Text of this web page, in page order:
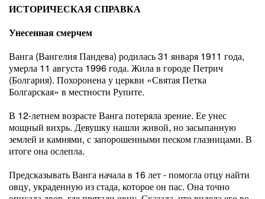
ИСТОРИЧЕСКАЯ СПРАВКА
Унесенная смерчем
Ванга (Вангелия Пандева) родилась 31 января 1911 года,
умерла 11 августа 1996 года. Жила в городе Петрич
(Болгария). Похоронена у церкви «Святая Петка
Болгарская» в местности Рупите.
В 12-летнем возрасте Ванга потеряла зрение. Ее унес
мощный вихрь. Девушку нашли живой, но засыпанную
землей и камнями, с запорошенными песком глазницами. В
итоге она ослепла.
Предсказывать Ванга начала в 16 лет - помогла отцу найти
овцу, украденную из стада, которое он пас. Она точно